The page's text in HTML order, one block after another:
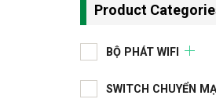
Product
BỘ PHÁT WIFI
SWITCH CHUYỂN